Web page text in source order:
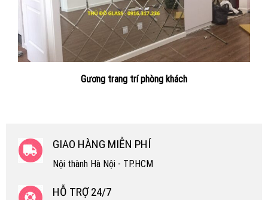
Gương trang trí phòng khách
GIAO HÀNG MIỄN PHÍ
Nội thành Hà Nội - TP.HCM
HỖ TRỢ 24/7